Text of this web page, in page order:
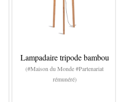
Lampadaire tripode bambou
(#Maison du Monde #Partenariat
rémunéré)